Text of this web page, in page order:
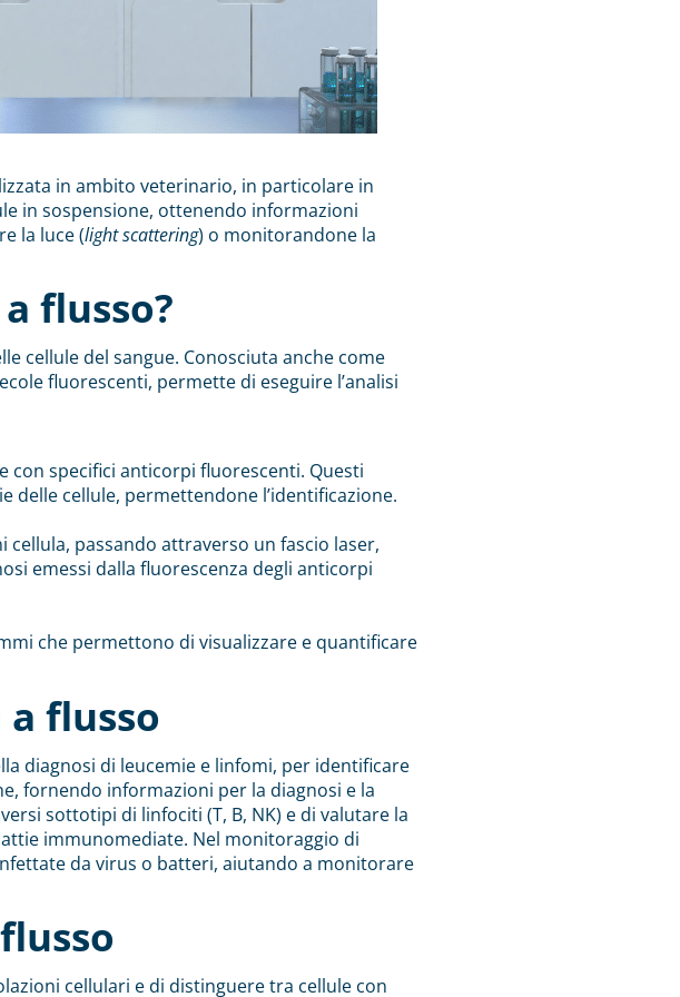
in ambito veterinario, in particolare in
in sospensione, ottenendo informazioni
la luce (light scattering) o monitorandone la
flusso?
cellule del sangue. Conosciuta anche come
fluorescenti, permette di eseguire l’analisi
con specifici anticorpi fluorescenti. Questi
cellule, permettendone l’identificazione.
passando attraverso un fascio laser,
emessi dalla fluorescenza degli anticorpi
che permettono di visualizzare e quantificare
flusso
diagnosi di leucemie e linfomi, per identificare
fornendo informazioni per la diagnosi e la
sottotipi di linfociti (T, B, NK) e di valutare la
immunomediate. Nel monitoraggio di
da virus o batteri, aiutando a monitorare
cellulari e di distinguere tra cellule con